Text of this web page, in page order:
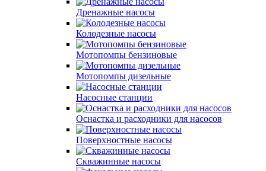
Дренажные насосы
Колодезные насосы
Мотопомпы бензиновые
Мотопомпы дизельные
Насосные станции
Оснастка и расходники для насосов
Поверхностные насосы
Скважинные насосы